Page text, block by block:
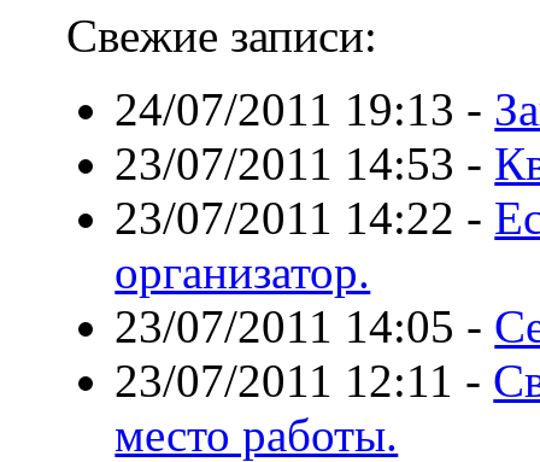
Свежие записи:
24/07/2011 19:13 -
23/07/2011 14:53 -
23/07/2011 14:22 -
организатор.
23/07/2011 14:05 -
23/07/2011 12:11 -
место работы.